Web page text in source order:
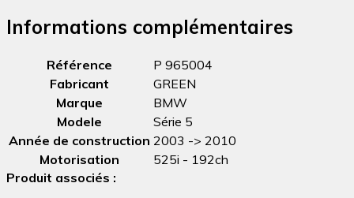
Informations complémentaires
Référence
P 965004
Fabricant
GREEN
Marque
BMW
Modele
Série 5
Année de construction 2003 -> 2010
Motorisation
525i - 192ch
Produit associés :